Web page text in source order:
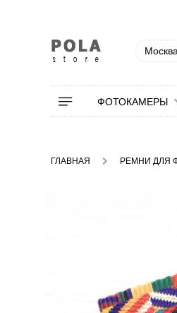
Москва
ФОТОКАМЕРЫ
ГЛАВНАЯ РЕМНИ ДЛЯ